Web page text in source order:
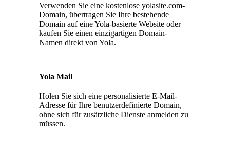
Verwenden Sie eine kostenlose yolasite.com-
Domain, übertragen Sie Ihre bestehende
Domain auf eine Yola-basierte Website oder
kaufen Sie einen einzigartigen Domain-
Namen direkt von Yola.
Yola Mail
Holen Sie sich eine personalisierte E-Mail-
Adresse für Ihre benutzerdefinierte Domain,
ohne sich für zusätzliche Dienste anmelden zu
müssen.